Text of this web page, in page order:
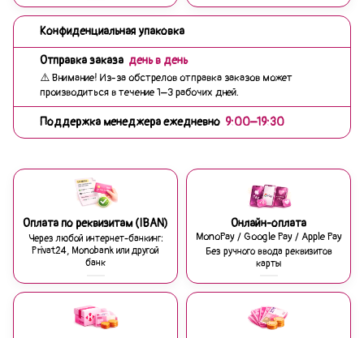
Конфиденциальная упаковка
Отправка заказа день в день
⚠️ Внимание! Из-за обстрелов отправка заказов может
производиться в течение 1–3 рабочих дней.
Поддержка менеджера ежедневно 9:00–19:30
Оплата по реквизитам (IBAN)
Через любой интернет-банкинг:
Privat24, Monobank или другой
банк
Онлайн-оплата
MonoPay / Google Pay / Apple Pay
Без ручного ввода реквизитов
карты